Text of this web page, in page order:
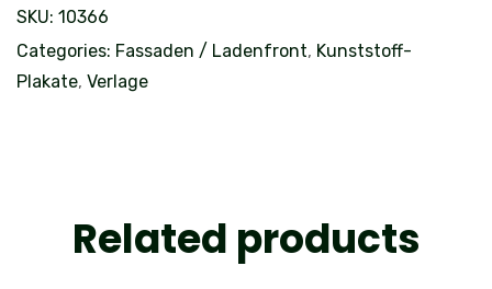
SKU: 10366
Categories: Fassaden / Ladenfront, Kunststoff-
Plakate, Verlage
Related products